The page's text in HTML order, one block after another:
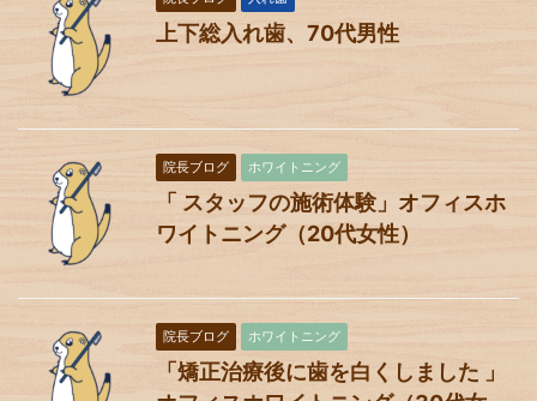
上下総入れ歯、70代男性
院長ブログ ホワイトニング
「 スタッフの施術体験」オフィスホ
ワイトニング（20代女性）
院長ブログ ホワイトニング
「矯正治療後に歯を白くしました 」